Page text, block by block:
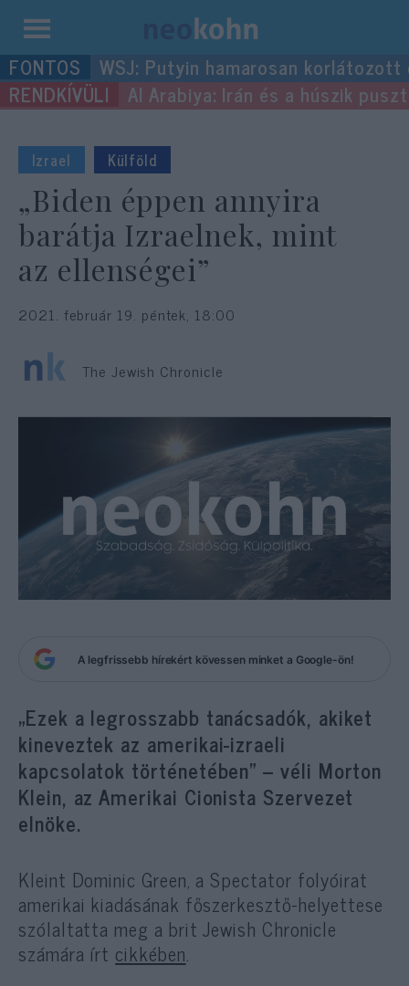
Kilépés
a
tartalomba
WSJ: Putyin hamarosan
Al Arabiya: Irán és a húszik
Izrael Külföld
„Biden éppen annyira
barátja Izraelnek, mint
az ellenségei”
2021. február 19. péntek, 18:00
The Jewish Chronicle
A legfrissebb hírekért kövessen minket a Google-ön!
„Ezek a legrosszabb tanácsadók, akiket
kineveztek az amerikai-izraeli
kapcsolatok történetében” – véli Morton
Klein, az Amerikai Cionista Szervezet
elnöke.
Kleint Dominic Green, a Spectator folyóirat
amerikai kiadásának főszerkesztő-helyettese
szólaltatta meg a brit Jewish Chronicle
számára írt cikkében.